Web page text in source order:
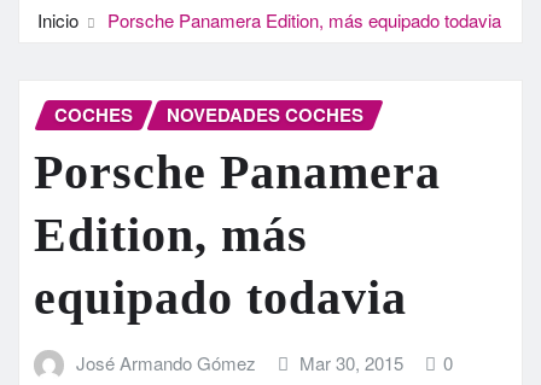
Inicio Porsche Panamera Edition, más equipado todavia
COCHES NOVEDADES COCHES
Porsche Panamera
Edition, más
equipado todavia
José Armando Gómez Mar 30, 2015 0